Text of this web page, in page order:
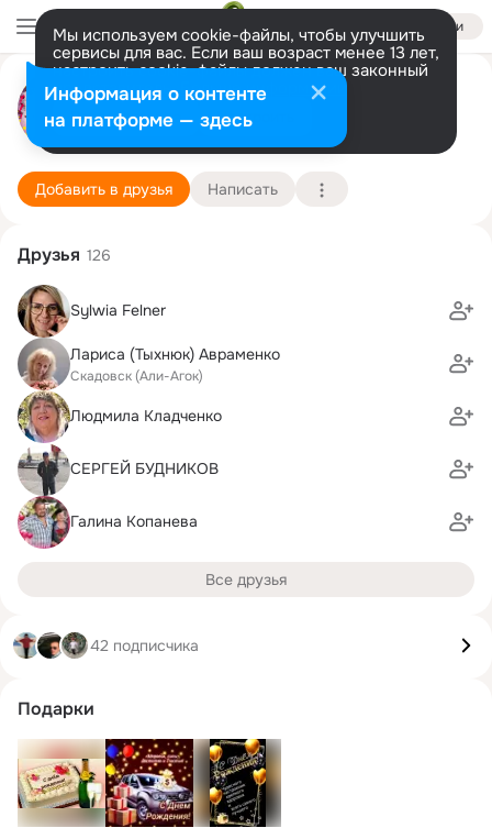
Войти
Мы используем cookie-файлы, чтобы улучшить
сервисы для вас. Если ваш возраст менее 13 лет,
настроить cookie-файлы должен ваш законный
представитель. Больше информации
Разрешить все Настроить
Владимир Чумаченко
Свердловск
16 июня (66 лет)
1 школа-лицей
Подробнее
Добавить в друзья Написать
Друзья 126
Sylwia Felner
Лариса (Тыхнюк) Авраменко
Скадовск (Али-Агок)
Людмила Кладченко
СЕРГЕЙ БУДНИКОВ
Галина Копанева
Все друзья
42 подписчика
Подарки
Информация о контенте
на платформе — здесь